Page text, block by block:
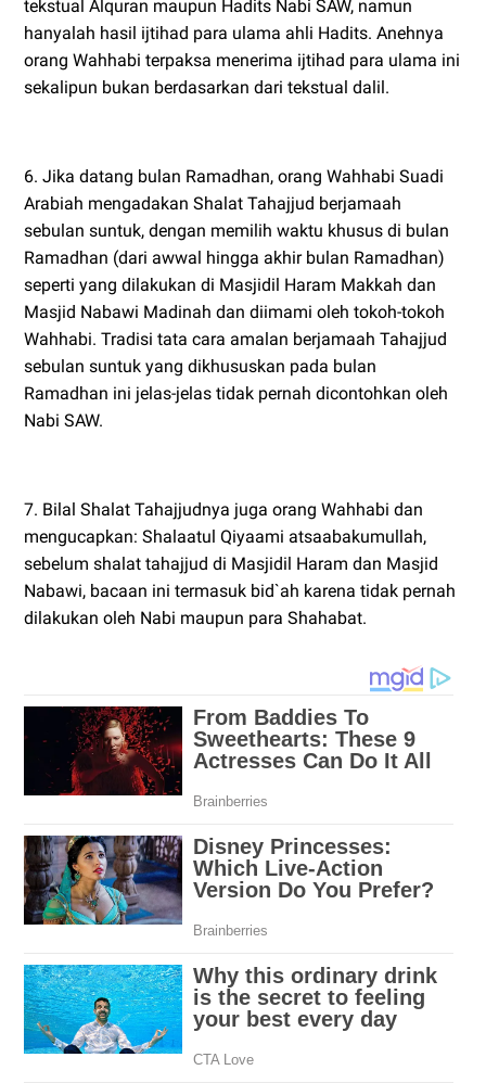
tekstual Alquran maupun Hadits Nabi SAW, namun
hanyalah hasil ijtihad para ulama ahli Hadits. Anehnya
orang Wahhabi terpaksa menerima ijtihad para ulama ini
sekalipun bukan berdasarkan dari tekstual dalil.
6. Jika datang bulan Ramadhan, orang Wahhabi Suadi
Arabiah mengadakan Shalat Tahajjud berjamaah
sebulan suntuk, dengan memilih waktu khusus di bulan
Ramadhan (dari awwal hingga akhir bulan Ramadhan)
seperti yang dilakukan di Masjidil Haram Makkah dan
Masjid Nabawi Madinah dan diimami oleh tokoh-tokoh
Wahhabi. Tradisi tata cara amalan berjamaah Tahajjud
sebulan suntuk yang dikhususkan pada bulan
Ramadhan ini jelas-jelas tidak pernah dicontohkan oleh
Nabi SAW.
7. Bilal Shalat Tahajjudnya juga orang Wahhabi dan
mengucapkan: Shalaatul Qiyaami atsaabakumullah,
sebelum shalat tahajjud di Masjidil Haram dan Masjid
Nabawi, bacaan ini termasuk bid`ah karena tidak pernah
dilakukan oleh Nabi maupun para Shahabat.